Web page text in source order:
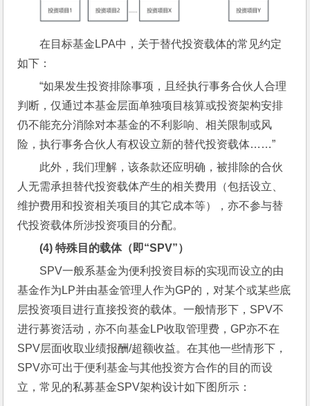
在目标基金LPA中，关于替代投资载体的常见约定
如下：
“如果发生投资排除事项，且经执行事务合伙人合理
判断，仅通过本基金层面单独项目核算或投资架构安排
仍不能充分消除对本基金的不利影响、相关限制或风
险，执行事务合伙人有权设立新的替代投资载体……”
此外，我们理解，该条款还应明确，被排除的合伙
人无需承担替代投资载体产生的相关费用（包括设立、
维护费用和投资相关项目的其它成本等），亦不参与替
代投资载体所涉投资项目的分配。
(4) 特殊目的载体（即“SPV”）
SPV一般系基金为便利投资目标的实现而设立的由
基金作为LP并由基金管理人作为GP的，对某个或某些底
层投资项目进行直接投资的载体。一般情形下，SPV不
进行募资活动，亦不向基金LP收取管理费，GP亦不在
SPV层面收取业绩报酬/超额收益。在其他一些情形下，
SPV亦可出于便利基金与其他投资方合作的目的而设
立，常见的私募基金SPV架构设计如下图所示：